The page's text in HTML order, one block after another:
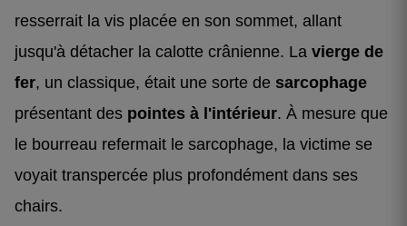
resserrait la vis placée en son sommet, allant
jusqu'à détacher la calotte crânienne. La vierge de
fer, un classique, était une sorte de sarcophage
présentant des pointes à l'intérieur. À mesure que
le bourreau refermait le sarcophage, la victime se
voyait transpercée plus profondément dans ses
chairs.